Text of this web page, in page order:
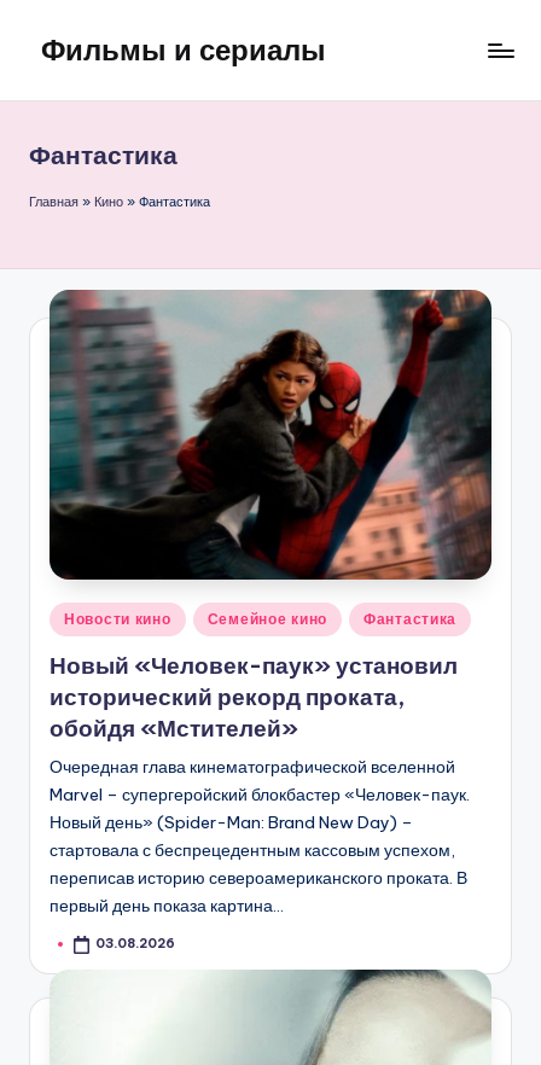
Перейти
содержимому
Фильмы и сериалы
Фантастика
Главная » Кино » Фантастика
Опубликовано
Новости кино Семейное кино Фантастика
Новый «Человек-паук» установил
исторический рекорд проката,
обойдя «Мстителей»
Очередная глава кинематографической вселенной
Marvel – супергеройский блокбастер «Человек-паук.
Новый день» (Spider-Man: Brand New Day) –
стартовала с беспрецедентным кассовым успехом,
переписав историю североамериканского проката. В
первый день показа картина…
03.08.2026